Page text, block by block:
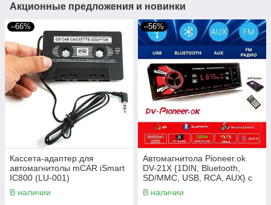
Акционные предложения и новинки
–66%
Кассета-адаптер для
автомагнитолы mCAR iSmart
IC800 (LU-001)
В наличии
–56%
Автомагнитола Pioneer.ok
DV-21Х {1DIN, Bluetooth,
SD/MMC, USB, RCA, AUX} с
пультом ДУ
В наличии